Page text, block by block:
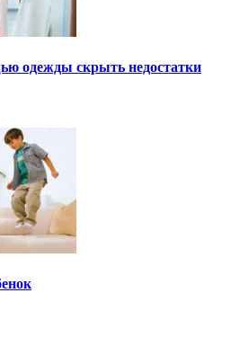
одежды скрыть недостатки